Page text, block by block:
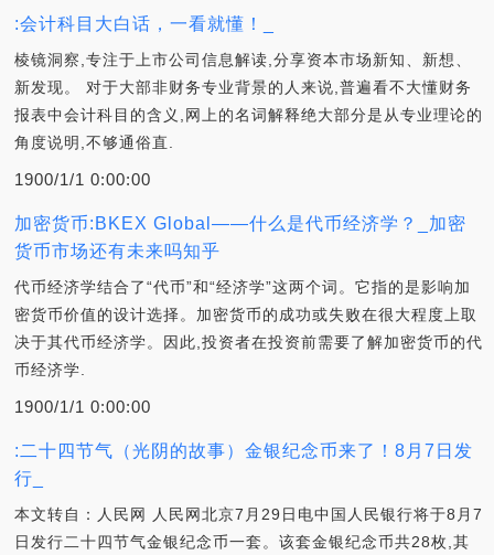
:会计科目大白话，一看就懂！_
棱镜洞察,专注于上市公司信息解读,分享资本市场新知、新想、
新发现。 对于大部非财务专业背景的人来说,普遍看不大懂财务
报表中会计科目的含义,网上的名词解释绝大部分是从专业理论的
角度说明,不够通俗直.
1900/1/1 0:00:00
加密货币:BKEX Global——什么是代币经济学？_加密
货币市场还有未来吗知乎
代币经济学结合了“代币”和“经济学”这两个词。它指的是影响加
密货币价值的设计选择。加密货币的成功或失败在很大程度上取
决于其代币经济学。因此,投资者在投资前需要了解加密货币的代
币经济学.
1900/1/1 0:00:00
:二十四节气（光阴的故事）金银纪念币来了！8月7日发
行_
本文转自：人民网 人民网北京7月29日电中国人民银行将于8月7
日发行二十四节气金银纪念币一套。该套金银纪念币共28枚,其